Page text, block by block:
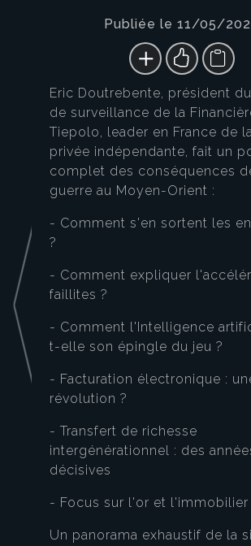
Publiée le 11/05/
Eric Doutrebente, président
de surveillance de la
Tiepolo, leader en France de
privée indépendante, fait un
complet des conséquences
guerre au Moyen-Orient :
- Comment s'en sortent les
?
- Comment expliquer
faillites ?
- Comment l'Intelligence
t-elle son épingle du jeu ?
- Facturation électronique :
révolution ?
- Transfert de richesse
intergénérationnel : des
décisives
- Focus sur l'or et l'immobilier
Un panorama exhaustif de la